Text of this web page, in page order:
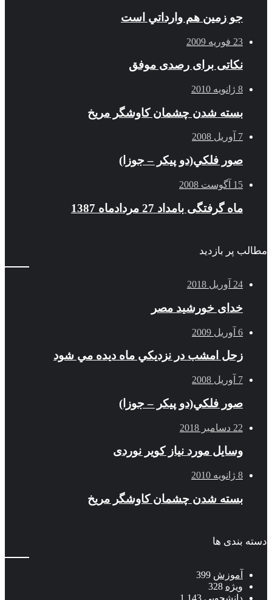
جو زمين هم وارداتي است
23 فوریه 2009
نکاتی برای رصدی موفق
8 ژانویه 2010
بسته شدن چشمان کاوشگر مريخ
7 آوریل 2008
صور فلكي(دو پیکر – جوزا)
15 آگوست 2008
ماه گرفتگی بامداد 27 مردادماه 1387
مطالب پر بازدید
24 آوریل 2018
خدای خورشید مصر
6 آوریل 2009
زحل امشب در نزديكي ماه ديده مي شود
7 آوریل 2008
صور فلكي(دو پیکر – جوزا)
22 دسامبر 2018
وسایل مورد نیاز کویر نوردی
8 ژانویه 2010
بسته شدن چشمان کاوشگر مريخ
دسته بندی ها
آموزش 399
ویژه 328